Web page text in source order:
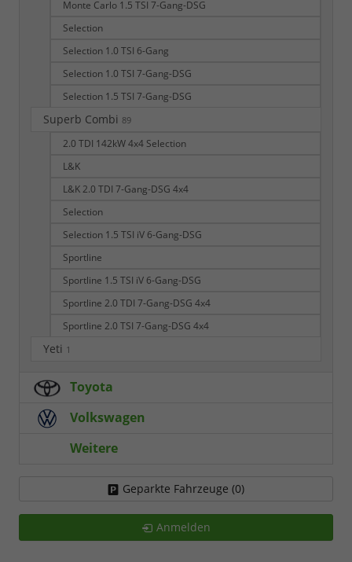
Monte Carlo 1.5 TSI 7-Gang-DSG
Selection
Selection 1.0 TSI 6-Gang
Selection 1.0 TSI 7-Gang-DSG
Selection 1.5 TSI 7-Gang-DSG
Superb Combi 89
2.0 TDI 142kW 4x4 Selection
L&K
L&K 2.0 TDI 7-Gang-DSG 4x4
Selection
Selection 1.5 TSI iV 6-Gang-DSG
Sportline
Sportline 1.5 TSI iV 6-Gang-DSG
Sportline 2.0 TDI 7-Gang-DSG 4x4
Sportline 2.0 TSI 7-Gang-DSG 4x4
Yeti 1
Toyota
Volkswagen
Weitere
Geparkte Fahrzeuge (0)
Anmelden